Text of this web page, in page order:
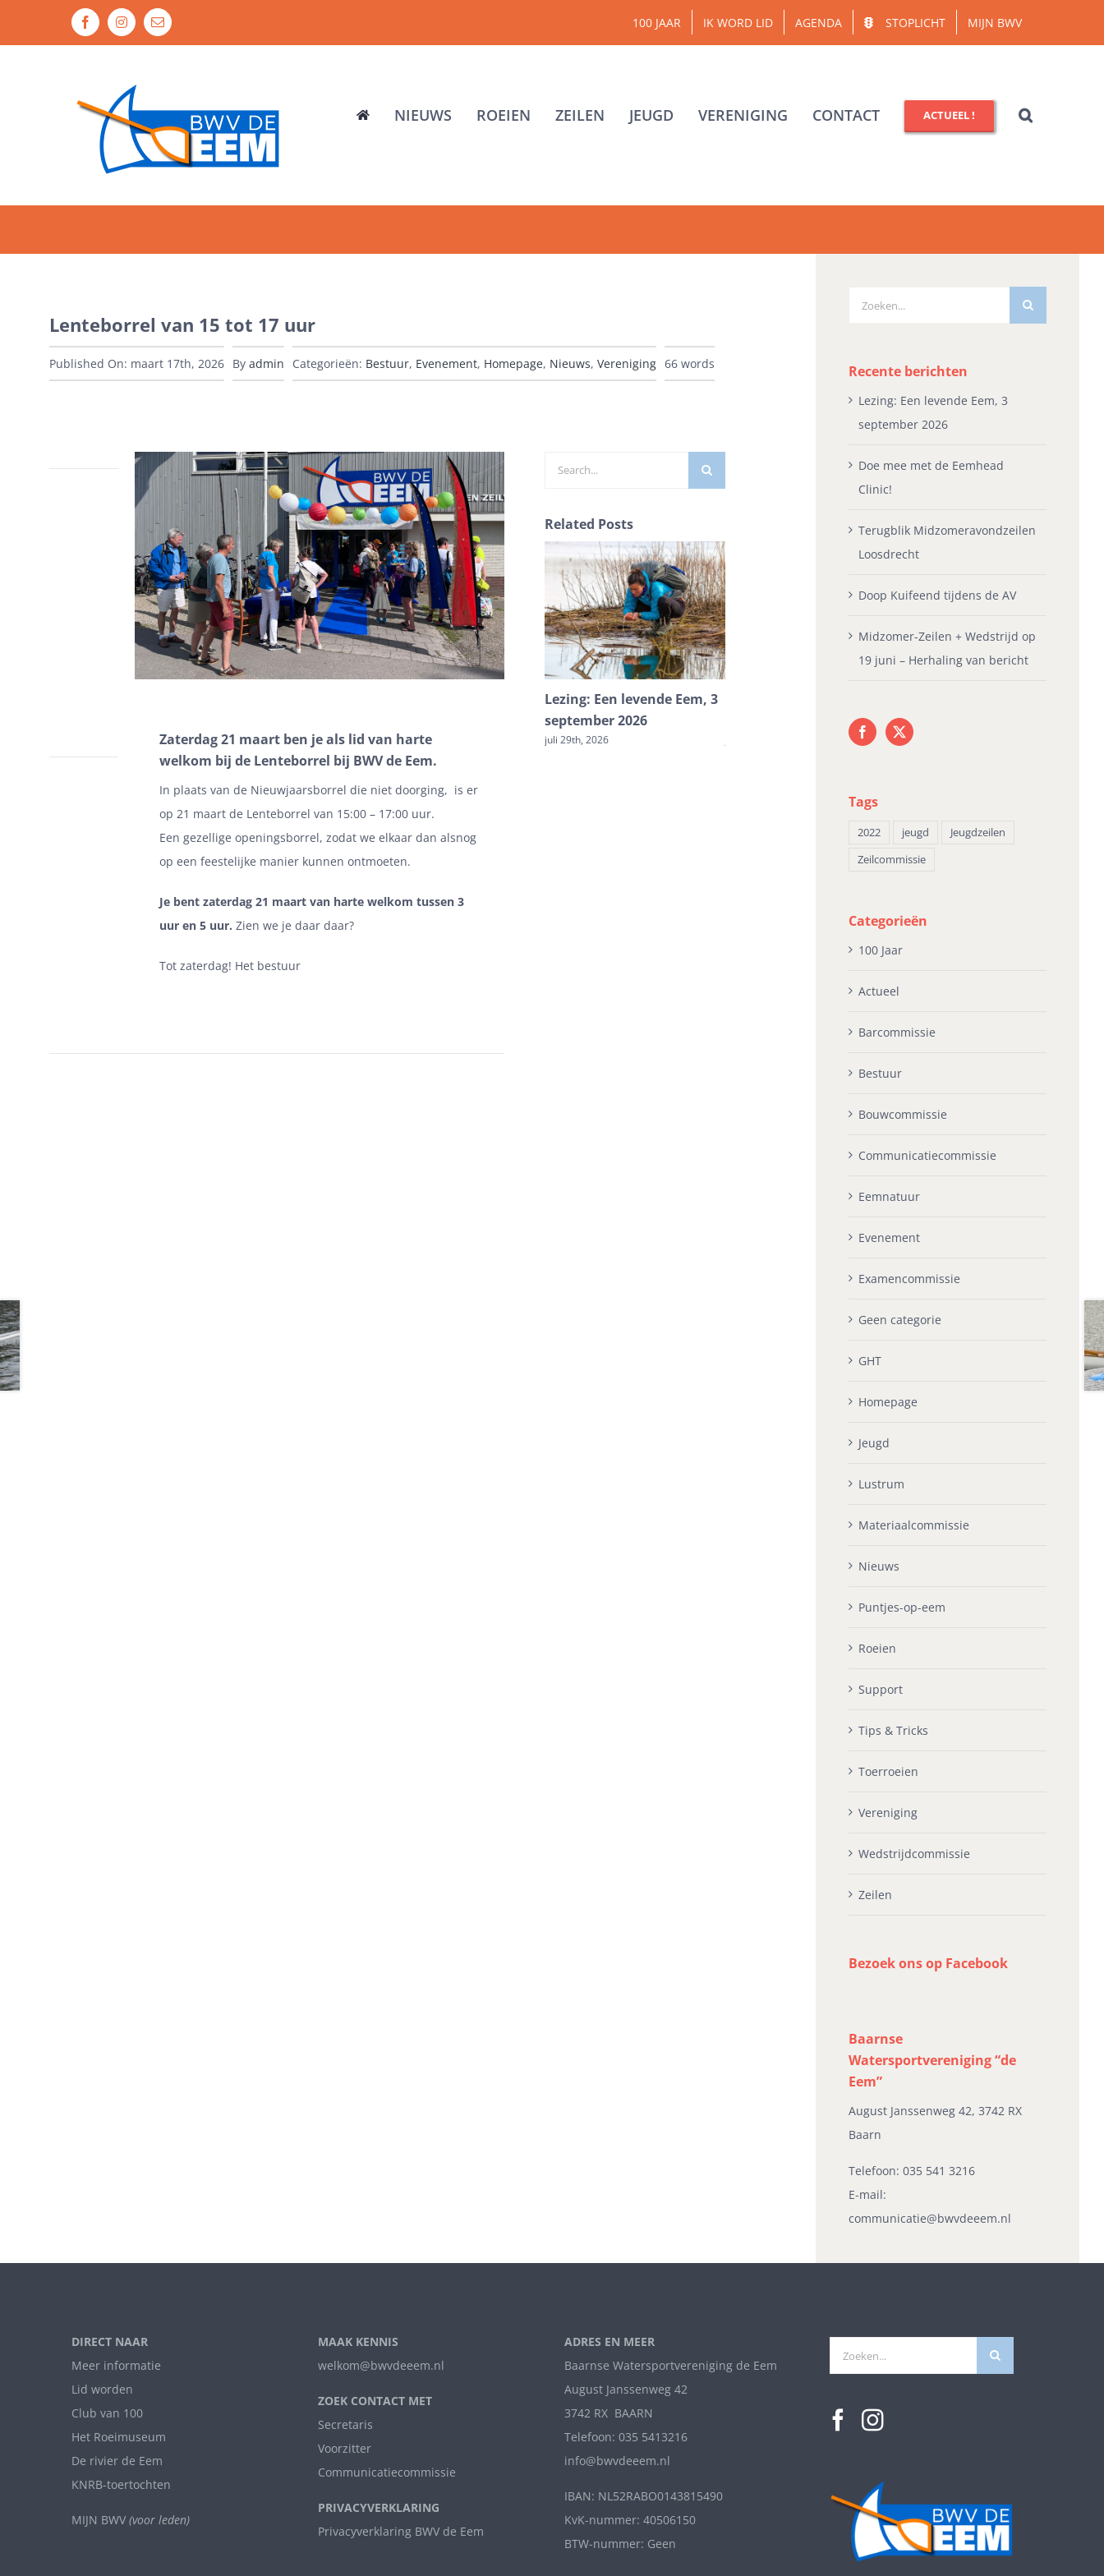
FacebookInstagram
E-
mail
100 JAAR IK WORD LID AGENDA STOPLICHT MIJN BWV
NIEUWS ROEIEN ZEILEN JEUGD VERENIGING CONTACT ACTUEEL !
Lenteborrel van 15 tot 17 uur
Published On: maart 17th, 2026 By admin Categorieën: Bestuur, Evenement, Homepage, Nieuws, Vereniging 66 words
Zaterdag 21 maart ben je als lid van harte
welkom bij de Lenteborrel bij BWV de Eem.
In plaats van de Nieuwjaarsborrel die niet doorging, is er
op 21 maart de Lenteborrel van 15:00 – 17:00 uur.
Een gezellige openingsborrel, zodat we elkaar dan alsnog
op een feestelijke manier kunnen ontmoeten.
Je bent zaterdag 21 maart van harte welkom tussen 3
uur en 5 uur. Zien we je daar daar?
Tot zaterdag! Het bestuur
Related Posts
Lezing: Een levende Eem, 3
september 2026
juli 29th, 2026
Midzomeravondzeilen
Loosdrecht
Zoeken
Recente berichten
Lezing: Een levende Eem, 3
september 2026
Doe mee met de Eemhead
Clinic!
Terugblik Midzomeravondzeilen
Loosdrecht
Doop Kuifeend tijdens de AV
Midzomer-Zeilen + Wedstrijd op
19 juni – Herhaling van bericht
Tags
2022 jeugd
Jeugdzeilen
Zeilcommissie
Categorieën
100 Jaar
Actueel
Barcommissie
Bestuur
Bouwcommissie
Communicatiecommissie
Eemnatuur
Evenement
Examencommissie
Geen categorie
GHT
Homepage
Jeugd
Lustrum
Materiaalcommissie
Nieuws
Puntjes-op-eem
Roeien
Support
Tips & Tricks
Toerroeien
Vereniging
Wedstrijdcommissie
Zeilen
Bezoek ons op Facebook
Baarnse
Watersportvereniging “de
Eem”
August Janssenweg 42, 3742 RX
Baarn
Telefoon:035 541 3216
E-mail:
communicatie@bwvdeeem.nl
DIRECT NAAR
Meer informatie
Lid worden
Club van 100
Het Roeimuseum
De rivier de Eem
KNRB-toertochten
MIJN BWV (voor leden)
MAAK KENNIS
welkom@bwvdeeem.nl
ZOEK CONTACT MET
Secretaris
Voorzitter
Communicatiecommissie
PRIVACYVERKLARING
Privacyverklaring BWV de Eem
ADRES EN MEER
Baarnse Watersportvereniging de Eem
August Janssenweg 42
3742 RX BAARN
Telefoon: 035 5413216
info@bwvdeeem.nl
IBAN: NL52RABO0143815490
KvK-nummer: 40506150
BTW-nummer: Geen
Zoeken
naar: